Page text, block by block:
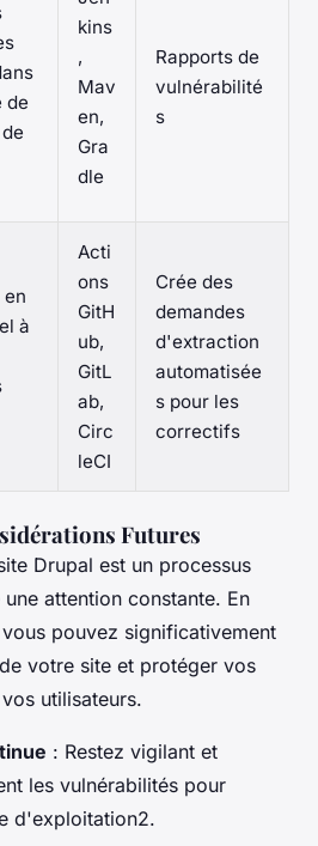
de
kins
,
Mav
en,
Gra
dle
Rapports de
vulnérabilité
s
à
Acti
ons
GitH
ub,
GitL
ab,
Circ
leCI
Crée des
demandes
d'extraction
automatisée
s pour les
correctifs
Futures
Drupal est un processus
attention constante. En
pouvez significativement
votre site et protéger vos
utilisateurs.
: Restez vigilant et
les vulnérabilités pour
d'exploitation2.